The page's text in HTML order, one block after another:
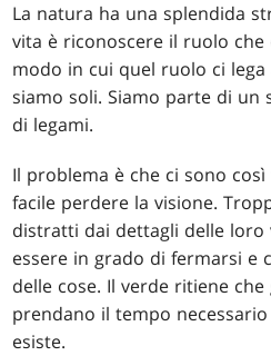
La natura ha una splendida
vita è riconoscere il ruolo
modo in cui quel ruolo ci
siamo soli. Siamo parte di un
di legami.
Il problema è che ci sono
facile perdere la visione.
distratti dai dettagli delle
essere in grado di fermarsi e
delle cose. Il verde ritiene
prendano il tempo
esiste.